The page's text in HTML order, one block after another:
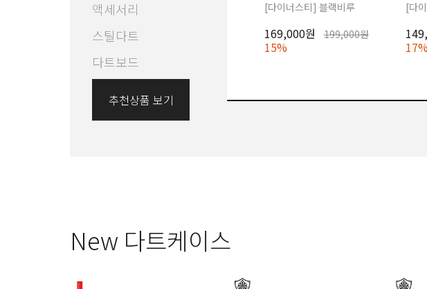
액세서리
스틸다트
다트보드
추천상품 보기
[다이너스티] 블랙비루
169,000원 199,000원
15%
[다
New 다트케이스